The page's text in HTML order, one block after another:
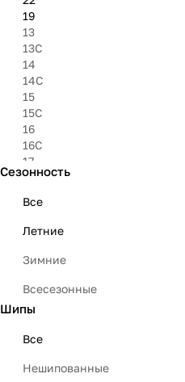
19
13
13C
14
14C
15
15C
16
16C
17
18
Сезонность
Все
Летние
Зимние
Всесезонные
Шипы
Все
Нешипованные